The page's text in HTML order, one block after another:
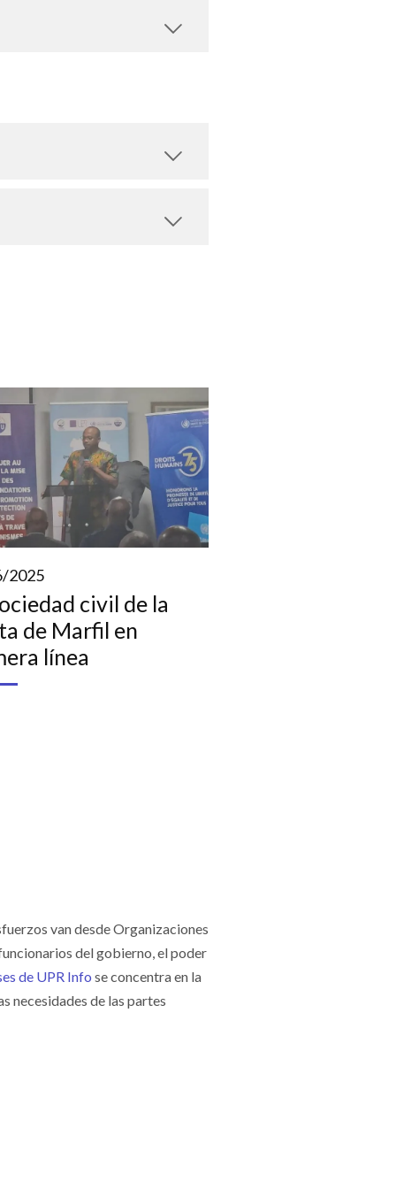
2025
civil de la
de Marfil en
línea
van desde Organizaciones
del gobierno, el poder
de UPR Info se concentra en la
necesidades de las partes